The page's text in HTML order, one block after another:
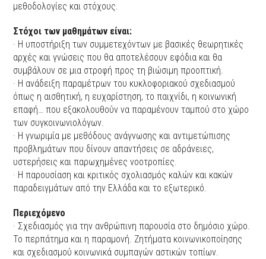
μεθοδολογίες και στόχους.
Στόχοι των μαθημάτων είναι:
· Η υποστήριξη των συμμετεχόντων με βασικές θεωρητικές
αρχές και γνώσεις που θα αποτελέσουν εφόδια και θα
συμβάλουν σε μια στροφή προς τη βιώσιμη προοπτική.
· Η ανάδειξη παραμέτρων του κυκλοφοριακού σχεδιασμού
όπως η αισθητική, η ευχαρίστηση, το παιχνίδι, η κοινωνική
επαφή… που εξακολουθούν να παραμένουν ταμπού στο χώρο
των συγκοινωνιολόγων.
· Η γνωριμία με μεθόδους ανάγνωσης και αντιμετώπισης
προβλημάτων που δίνουν απαντήσεις σε αδράνειες,
υστερήσεις και παρωχημένες νοοτροπίες.
· Η παρουσίαση και κριτικός σχολιασμός καλών και κακών
παραδειγμάτων από την Ελλάδα και το εξωτερικό.
Περιεχόμενο
· Σχεδιασμός για την ανθρώπινη παρουσία στο δημόσιο χώρο.
Το περπάτημα και η παραμονή. Ζητήματα κοινωνικοποίησης
και σχεδιασμού κοινωνικά συμπαγών αστικών τοπίων.